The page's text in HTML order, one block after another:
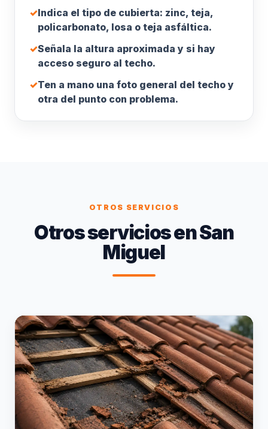
✓Indica el tipo de cubierta: zinc, teja,
policarbonato, losa o teja asfáltica.
✓Señala la altura aproximada y si hay
acceso seguro al techo.
✓Ten a mano una foto general del techo y
otra del punto con problema.
OTROS SERVICIOS
Otros servicios en San
Miguel